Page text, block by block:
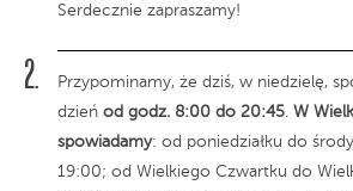
Serdecznie zapraszamy!
Przypominamy, że dziś, w niedzielę,
dzień od godz. 8:00 do 20:45. W
spowiadamy: od poniedziałku do
19:00; od Wielkiego Czwartku do